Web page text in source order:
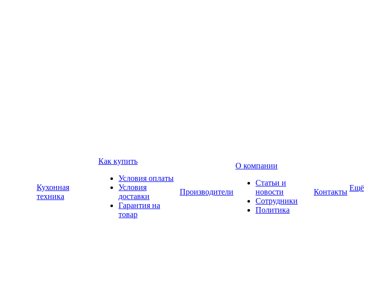
Кухонная
техника
Как купить
Условия оплаты
Условия
доставки
Гарантия на
товар
Производители
О компании
Статьи и
новости
Сотрудники
Политика
Контакты Ещё